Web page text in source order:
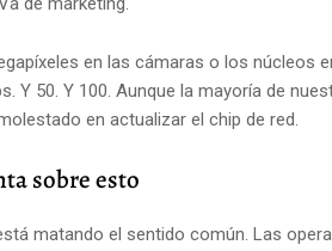
en las cámaras o los núcleos
Y 50. Y 100. Aunque la mayoría de
en actualizar el chip de red.
sobre esto
matando el sentido común. Las